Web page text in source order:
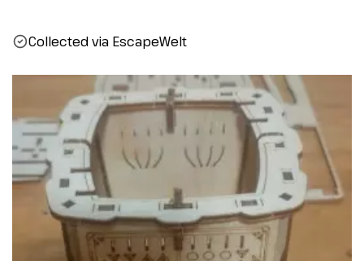
Collected via EscapeWelt